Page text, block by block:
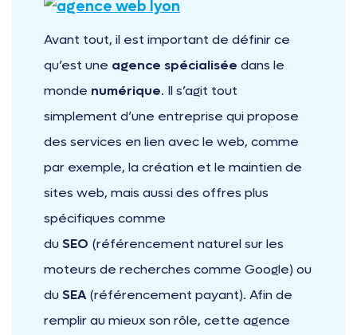
Avant tout, il est important de définir ce
qu’est une agence spécialisée dans le
monde numérique. Il s’agit tout
simplement d’une entreprise qui propose
des services en lien avec le web, comme
par exemple, la création et le maintien de
sites web, mais aussi des offres plus
spécifiques comme
duSEO (référencement naturel sur les
moteurs de recherches comme Google) ou
duSEA (référencement payant). Afin de
remplir au mieux son rôle, cette agence